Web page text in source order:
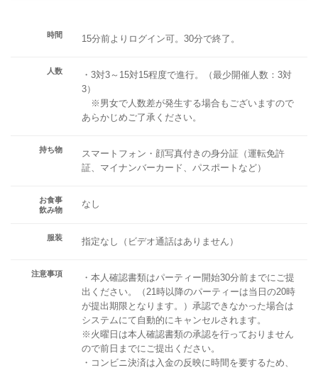
時間 15分前よりログイン可。30分で終了。
人数
・3対3～15対15程度で進行。（最少開催人数：3対
3）
※男女で人数差が発生する場合もございますので
あらかじめご了承ください。
持ち物
スマートフォン・顔写真付きの身分証（運転免許
証、マイナンバーカード、パスポートなど）
お食事
飲み物
なし
服装 指定なし（ビデオ通話はありません）
注意事項
・本人確認書類はパーティー開始30分前までにご提
出ください。（21時以降のパーティーは当日の20時
が提出期限となります。）承認できなかった場合は
システムにて自動的にキャンセルされます。
※火曜日は本人確認書類の承認を行っておりません
ので前日までにご提出ください。
・コンビニ決済は入金の反映に時間を要するため、